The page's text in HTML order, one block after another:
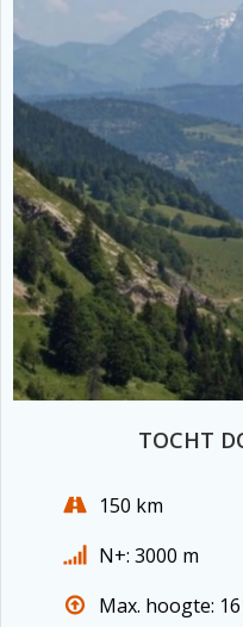
TOCHT
150 km
N+: 3000 m
Max. hoogte: